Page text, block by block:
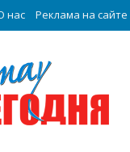
нас Реклама на сайте